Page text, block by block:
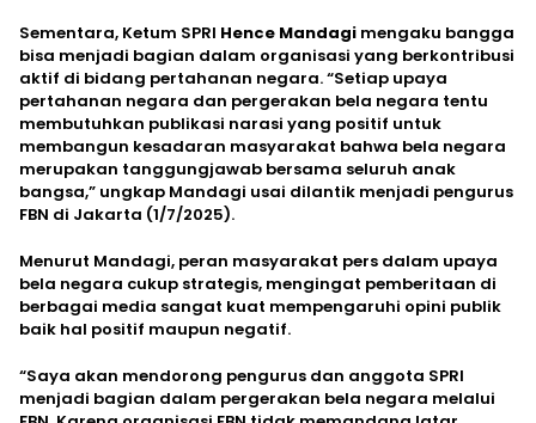
Sementara, Ketum SPRI Hence Mandagi mengaku bangga
bisa menjadi bagian dalam organisasi yang berkontribusi
aktif di bidang pertahanan negara. “Setiap upaya
pertahanan negara dan pergerakan bela negara tentu
membutuhkan publikasi narasi yang positif untuk
membangun kesadaran masyarakat bahwa bela negara
merupakan tanggungjawab bersama seluruh anak
bangsa,” ungkap Mandagi usai dilantik menjadi pengurus
FBN di Jakarta (1/7/2025).
Menurut Mandagi, peran masyarakat pers dalam upaya
bela negara cukup strategis, mengingat pemberitaan di
berbagai media sangat kuat mempengaruhi opini publik
baik hal positif maupun negatif.
“Saya akan mendorong pengurus dan anggota SPRI
menjadi bagian dalam pergerakan bela negara melalui